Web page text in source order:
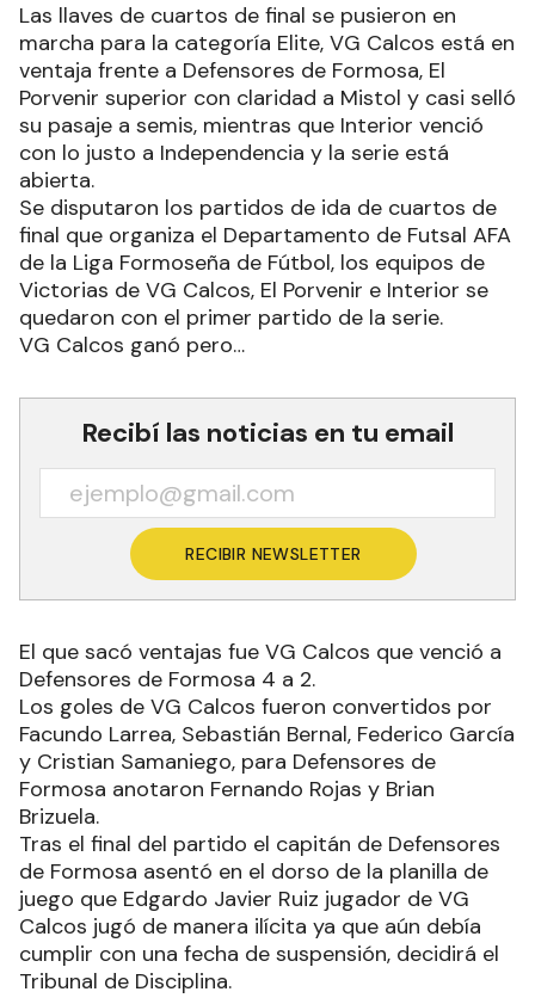
Las llaves de cuartos de final se pusieron en
marcha para la categoría Elite, VG Calcos está en
ventaja frente a Defensores de Formosa, El
Porvenir superior con claridad a Mistol y casi selló
su pasaje a semis, mientras que Interior venció
con lo justo a Independencia y la serie está
abierta.
Se disputaron los partidos de ida de cuartos de
final que organiza el Departamento de Futsal AFA
de la Liga Formoseña de Fútbol, los equipos de
Victorias de VG Calcos, El Porvenir e Interior se
quedaron con el primer partido de la serie.
VG Calcos ganó pero…
Recibí las noticias en tu email
RECIBIR NEWSLETTER
El que sacó ventajas fue VG Calcos que venció a
Defensores de Formosa 4 a 2.
Los goles de VG Calcos fueron convertidos por
Facundo Larrea, Sebastián Bernal, Federico García
y Cristian Samaniego, para Defensores de
Formosa anotaron Fernando Rojas y Brian
Brizuela.
Tras el final del partido el capitán de Defensores
de Formosa asentó en el dorso de la planilla de
juego que Edgardo Javier Ruiz jugador de VG
Calcos jugó de manera ilícita ya que aún debía
cumplir con una fecha de suspensión, decidirá el
Tribunal de Disciplina.